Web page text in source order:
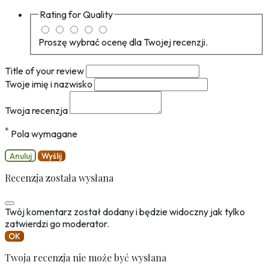
Rating forQuality
Proszę wybrać ocenę dla Twojej recenzji.
Title of your review
Twoje imię i nazwisko
Twoja recenzja
* Pola wymagane
Anuluj Wyślij
Recenzja została wysłana
Twój komentarz został dodany i będzie widoczny jak tylko
zatwierdzi go moderator.
OK
Twoja recenzja nie może być wysłana